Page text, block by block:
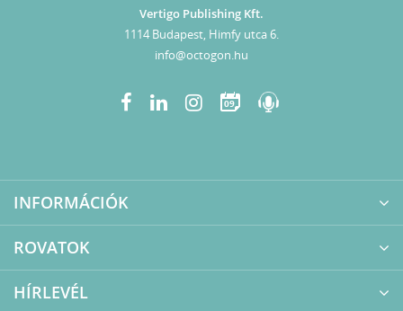
Vertigo Publishing Kft.
1114 Budapest, Himfy utca 6.
info@octogon.hu
09
INFORMÁCIÓK
ROVATOK
HÍRLEVÉL